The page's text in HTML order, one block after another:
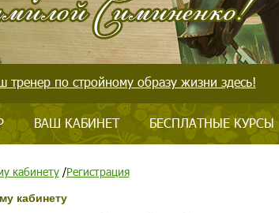
тренер по стройному образу жизни здесь!
ВАШ КАБИНЕТ БЕСПЛАТНЫЕ КУРСЫ
кабинету/Регистрация
кабинету